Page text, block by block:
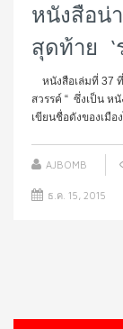
หนังสือน่
สุดท้าย ‘
หนังสือเล่มที่ 37
สวรรค์ “ ซึ่งเป็น ห
เขียนชื่อดังของเมือ
AJBOMB
ธ.ค. 15, 2015